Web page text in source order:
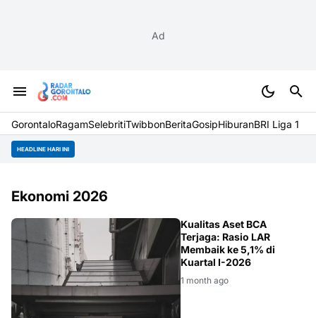
Ad
GorontaloRagamSelebritiTwibbonBeritaGosipHiburanBRI Liga 1
HEADLINE HARI INI
Ekonomi 2026
BCA
Kualitas Aset BCA
Terjaga: Rasio LAR
Membaik ke 5,1% di
Kuartal I-2026
1 month ago